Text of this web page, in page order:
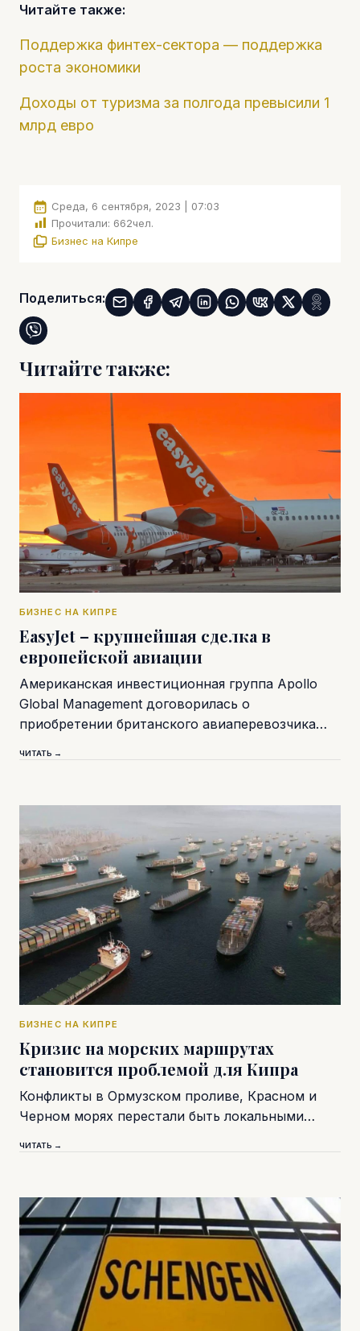
Читайте также:
Поддержка финтех-сектора — поддержка
роста экономики
Доходы от туризма за полгода превысили 1
млрд евро
Среда, 6 сентября, 2023 | 07:03
Прочитали: 662чел.
Бизнес на Кипре
Поделиться:
Читайте также:
БИЗНЕС НА КИПРЕ
EasyJet – крупнейшая сделка в
европейской авиации
Американская инвестиционная группа Apollo
Global Management договорилась о
приобретении британского авиаперевозчика…
ЧИТАТЬ →
БИЗНЕС НА КИПРЕ
Кризис на морских маршрутах
становится проблемой для Кипра
Конфликты в Ормузском проливе, Красном и
Черном морях перестали быть локальными…
ЧИТАТЬ →